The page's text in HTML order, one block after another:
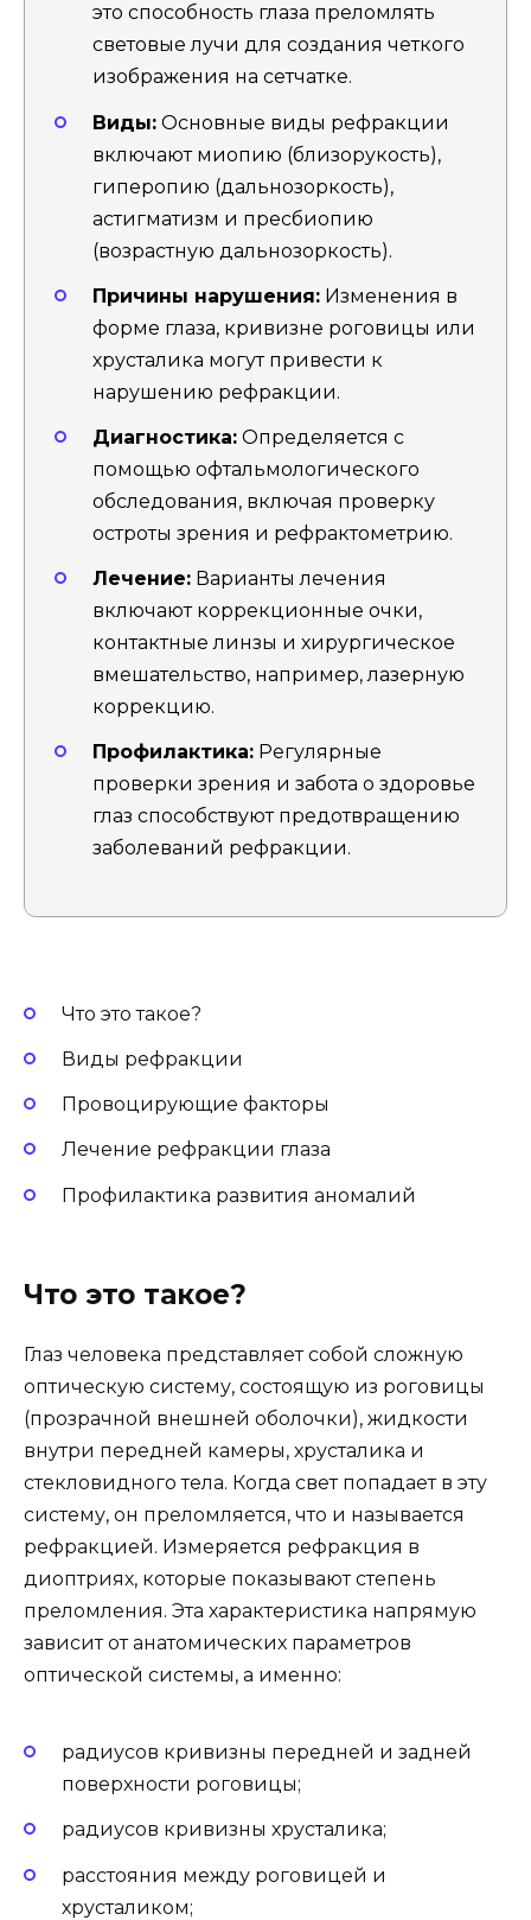
это способность глаза преломлять
световые лучи для создания четкого
изображения на сетчатке.
Виды: Основные виды рефракции
включают миопию (близорукость),
гиперопию (дальнозоркость),
астигматизм и пресбиопию
(возрастную дальнозоркость).
Причины нарушения: Изменения в
форме глаза, кривизне роговицы или
хрусталика могут привести к
нарушению рефракции.
Диагностика: Определяется с
помощью офтальмологического
обследования, включая проверку
остроты зрения и рефрактометрию.
Лечение: Варианты лечения
включают коррекционные очки,
контактные линзы и хирургическое
вмешательство, например, лазерную
коррекцию.
Профилактика: Регулярные
проверки зрения и забота о здоровье
глаз способствуют предотвращению
заболеваний рефракции.
Что это такое?
Виды рефракции
Провоцирующие факторы
Лечение рефракции глаза
Профилактика развития аномалий
Что это такое?
Глаз человека представляет собой сложную
оптическую систему, состоящую из роговицы
(прозрачной внешней оболочки), жидкости
внутри передней камеры, хрусталика и
стекловидного тела. Когда свет попадает в эту
систему, он преломляется, что и называется
рефракцией. Измеряется рефракция в
диоптриях, которые показывают степень
преломления. Эта характеристика напрямую
зависит от анатомических параметров
оптической системы, а именно:
радиусов кривизны передней и задней
поверхности роговицы;
радиусов кривизны хрусталика;
расстояния между роговицей и
хрусталиком;